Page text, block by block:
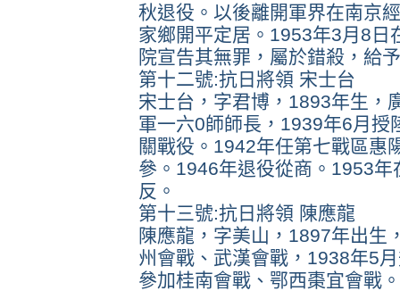
秋退役。以後離開軍界在南京
家鄉開平定居。1953年3月8日
院宣告其無罪，屬於錯殺，給
第十二號:抗日將領 宋士台
宋士台，字君博，1893年生，
軍一六0師師長，1939年6月授
關戰役。1942年任第七戰區惠
參。1946年退役從商。1953
反。
第十三號:抗日將領 陳應龍
陳應龍，字美山，1897年出生
州會戰、武漢會戰，1938年5
參加桂南會戰、鄂西棗宜會戰